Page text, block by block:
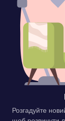
Розгадуйте